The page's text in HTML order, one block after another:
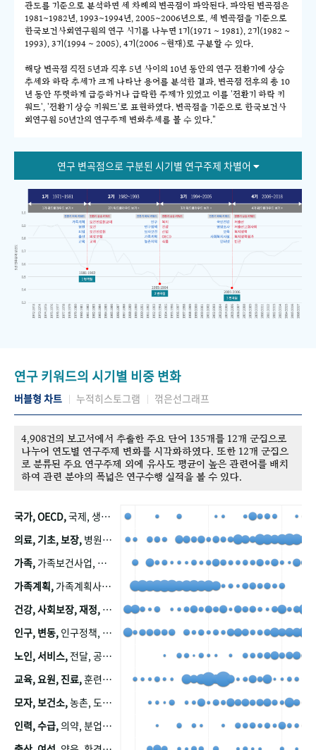
관도를 기준으로 분석하면 세 차례의 변곡점이 파악된다. 파악된 변곡점은
1981~1982년, 1993~1994년, 2005~2006년으로, 세 변곡점을 기준으로
한국보건사회연구원의 연구 시기를 나누면 1기(1971 ~ 1981), 2기(1982 ~
1993), 3기(1994 ~ 2005), 4기(2006 ~현재)로 구분할 수 있다.
해당 변곡점 직전 5년과 직후 5년 사이의 10년 동안의 연구 전환기에 상승
추세와 하락 추세가 크게 나타난 용어를 분석한 결과, 변곡점 전후의 총 10
년 동안 뚜렷하게 급증하거나 급락한 주제가 있었고 이를 '전환기 하락 키
워드', '전환기 상승 키워드'로 표현하였다. 변곡점을 기준으로 한국보건사
회연구원 50년간의 연구주제 변화추세를 볼 수 있다."
연구 변곡점으로 구분된 시기별 연구주제 차별어
연구 키워드의 시기별 비중 변화
버블형 차트 누적히스토그램 꺾은선그래프
4,908건의 보고서에서 추출한 주요 단어 135개를 12개 군집으로
나누어 연도별 연구주제 변화를 시각화하였다. 또한 12개 군집으
로 분류된 주요 연구주제 외에 유사도 평균이 높은 관련어를 배치
하여 관련 분야의 폭넓은 연구수행 실적을 볼 수 있다.
국가, OECD,국제, 생산, 아시아, 태평양, 태평양지역, 참가
의료, 기초, 보장, 병원, 가정, 연금, 연계, 공적, 일본, 생활, 국민기초생활보장제도, 국민연금, 기금, 저소득층, 근로, 자활, 급여, 환자, 의료비, 모니터링, 한국복지패널, 소득, 지표, 빈곤, 노후, 장애인
가족, 가족보건사업, 산업, 친화, 전국, 출산력
가족계획, 가족계획사업, 가족계획사업평가, 한국가족계획사업, 피임, 보급, 부인, 자궁, 피임약
건강, 사회보장, 재정,
인구, 변동, 인구정책, 저출산, 고령사회, 고령화, 이동, 남북한, 지방자치단체, 컨설팅, 복지정책평가, 집, 사회개발
노인, 서비스, 전달, 공공, 보육, 수요, 공급, 사회서비스, 데이터, 보호, 요양, 아동, 예방, 청소년, 효율, 자원
교육, 요원, 진료,훈련, 보건요원, 마을, 마을건강사업, 보조원, 진료원, 보건진료원, 보건진료원교재
모자, 보건소,농촌, 도시, 금연, 농촌지역, 모자보건사업
인력, 수급,의약, 분업, 식품, 의약품, 의사, 안전